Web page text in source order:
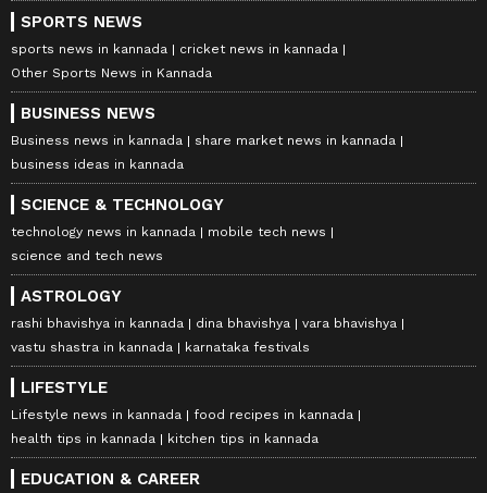
SPORTS NEWS
sports news in kannada
cricket news in kannada
Other Sports News in Kannada
BUSINESS NEWS
Business news in kannada
share market news in kannada
business ideas in kannada
SCIENCE & TECHNOLOGY
technology news in kannada
mobile tech news
science and tech news
ASTROLOGY
rashi bhavishya in kannada dina bhavishya
vara bhavishya
vastu shastra in kannada
karnataka festivals
LIFESTYLE
Lifestyle news in kannada
food recipes in kannada
health tips in kannada
kitchen tips in kannada
EDUCATION & CAREER